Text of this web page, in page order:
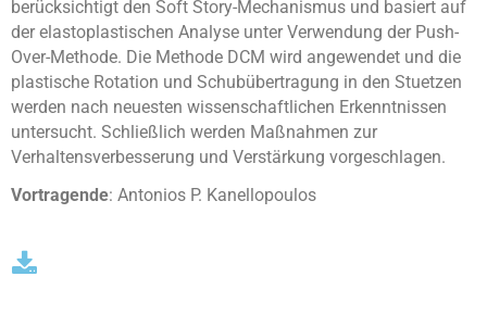
berücksichtigt den Soft Story-Mechanismus und basiert auf
der elastoplastischen Analyse unter Verwendung der Push-
Over-Methode. Die Methode DCM wird angewendet und die
plastische Rotation und Schubübertragung in den Stuetzen
werden nach neuesten wissenschaftlichen Erkenntnissen
untersucht. Schließlich werden Maßnahmen zur
Verhaltensverbesserung und Verstärkung vorgeschlagen.
Vortragende: Antonios P. Kanellopoulos